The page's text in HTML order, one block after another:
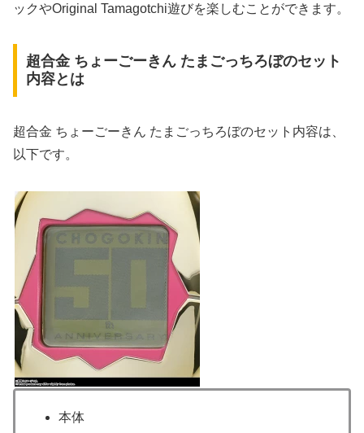
ックやOriginal Tamagotchi遊びを楽しむことができます。
超合金 ちょーごーきん たまごっちろぼのセット
内容とは
超合金 ちょーごーきん たまごっちろぼのセット内容は、
以下です。
本体